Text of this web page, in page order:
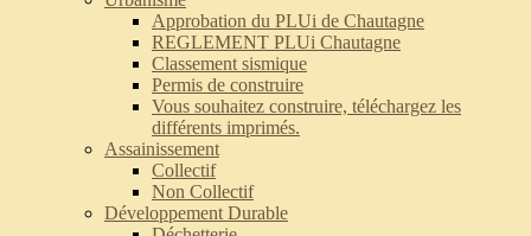
Approbation du PLUi de Chautagne
REGLEMENT PLUi Chautagne
Classement sismique
Permis de construire
Vous souhaitez construire, téléchargez les
différents imprimés.
Assainissement
Collectif
Non Collectif
Développement Durable